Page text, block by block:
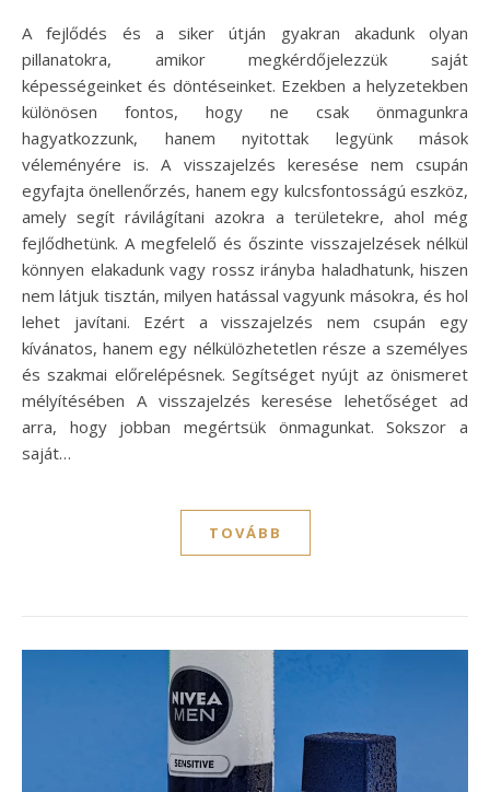
A fejlődés és a siker útján gyakran akadunk olyan
pillanatokra, amikor megkérdőjelezzük saját
képességeinket és döntéseinket. Ezekben a helyzetekben
különösen fontos, hogy ne csak önmagunkra
hagyatkozzunk, hanem nyitottak legyünk mások
véleményére is. A visszajelzés keresése nem csupán
egyfajta önellenőrzés, hanem egy kulcsfontosságú eszköz,
amely segít rávilágítani azokra a területekre, ahol még
fejlődhetünk. A megfelelő és őszinte visszajelzések nélkül
könnyen elakadunk vagy rossz irányba haladhatunk, hiszen
nem látjuk tisztán, milyen hatással vagyunk másokra, és hol
lehet javítani. Ezért a visszajelzés nem csupán egy
kívánatos, hanem egy nélkülözhetetlen része a személyes
és szakmai előrelépésnek. Segítséget nyújt az önismeret
mélyítésében A visszajelzés keresése lehetőséget ad
arra, hogy jobban megértsük önmagunkat. Sokszor a
saját…
TOVÁBB